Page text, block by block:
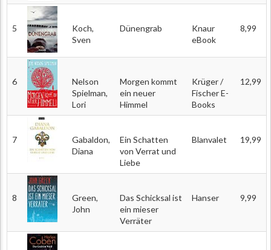
5
Koch,
Sven
Dünengrab
Knaur
eBook
8,99
6
Nelson
Spielman,
Lori
Morgen kommt
ein neuer
Himmel
Krüger /
Fischer E-
Books
12,99
7
Gabaldon,
Diana
Ein Schatten
von Verrat und
Liebe
Blanvalet 19,99
8
Green,
John
Das Schicksal ist
ein mieser
Verräter
Hanser 9,99